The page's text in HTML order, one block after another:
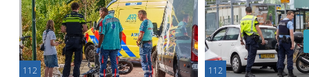
112 112